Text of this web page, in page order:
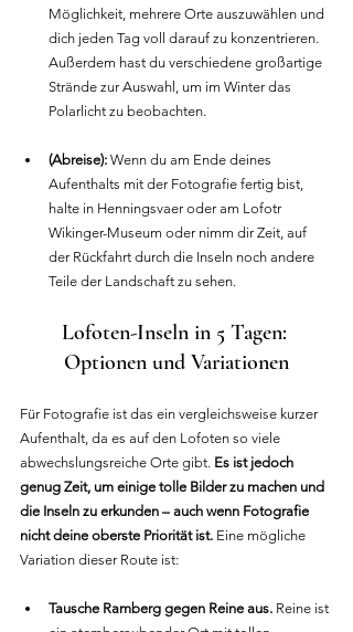
Möglichkeit, mehrere Orte auszuwählen und
dich jeden Tag voll darauf zu konzentrieren.
Außerdem hast du verschiedene großartige
Strände zur Auswahl, um im Winter das
Polarlicht zu beobachten.
(Abreise): Wenn du am Ende deines
Aufenthalts mit der Fotografie fertig bist,
halte in Henningsvaer oder am Lofotr
Wikinger-Museum oder nimm dir Zeit, auf
der Rückfahrt durch die Inseln noch andere
Teile der Landschaft zu sehen.
Lofoten-Inseln in 5 Tagen:
Optionen und Variationen
Für Fotografie ist das ein vergleichsweise kurzer
Aufenthalt, da es auf den Lofoten so viele
abwechslungsreiche Orte gibt. Es ist jedoch
genug Zeit, um einige tolle Bilder zu machen und
die Inseln zu erkunden – auch wenn Fotografie
nicht deine oberste Priorität ist. Eine mögliche
Variation dieser Route ist:
Tausche Ramberg gegen Reine aus. Reine ist